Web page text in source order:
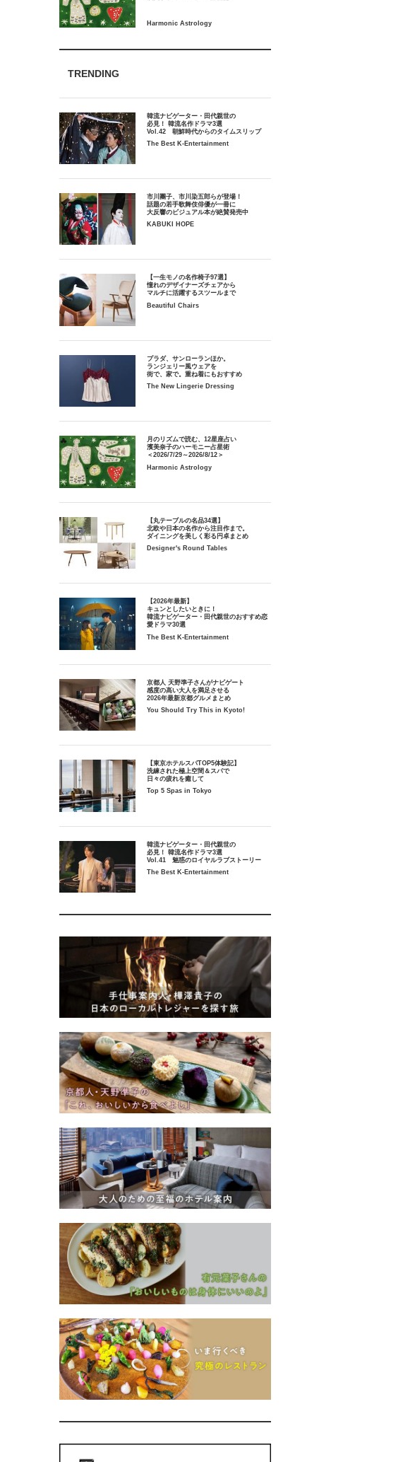
TRENDING
韓流ナビゲーター・田代親世の
必見！ 韓流名作ドラマ3選
Vol.42 朝鮮時代からのタイムスリップ
The Best K-Entertainment
市川團子、市川染五郎らが登場！
話題の若手歌舞伎俳優が一冊に
大反響のビジュアル本が絶賛発売中
KABUKI HOPE
【一生モノの名作椅子97選】
憧れのデザイナーズチェアから
マルチに活躍するスツールまで
Beautiful Chairs
プラダ、サンローランほか。
ランジェリー風ウェアを
街で、家で。重ね着にもおすすめ
The New Lingerie Dressing
月のリズムで読む、12星座占い
濱美奈子のハーモニー占星術
＜2026/7/29～2026/8/12＞
Harmonic Astrology
【丸テーブルの名品34選】
北欧や日本の名作から注目作まで。
ダイニングを美しく彩る円卓まとめ
Designer's Round Tables
【2026年最新】
キュンとしたいときに！
韓流ナビゲーター・田代親世のおすすめ恋
愛ドラマ30選
The Best K-Entertainment
京都人 天野準子さんがナビゲート
感度の高い大人を満足させる
2026年最新京都グルメまとめ
You Should Try This in Kyoto!
【東京ホテルスパTOP5体験記】
洗練された極上空間＆スパで
日々の疲れを癒して
Top 5 Spas in Tokyo
韓流ナビゲーター・田代親世の
必見！ 韓流名作ドラマ3選
Vol.41 魅惑のロイヤルラブストーリー
The Best K-Entertainment